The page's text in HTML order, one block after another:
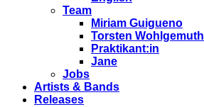
Team
Miriam Guigueno
Torsten Wohlgemuth
Praktikant:in
Jane
Jobs
Artists & Bands
Releases